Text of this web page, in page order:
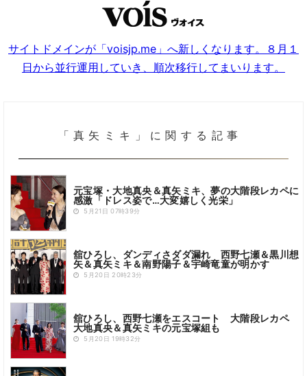
サイトドメインが「voisjp.me」へ新しくなります。８月１
日から並行運用していき、順次移行してまいります。
「真矢ミキ」に関する記事
元宝塚・大地真央＆真矢ミキ、夢の大階段レカペに
感激「ドレス姿で…大変嬉しく光栄」
5月21日 07時39分
舘ひろし、ダンディさダダ漏れ 西野七瀬＆黒川想
矢＆真矢ミキ＆南野陽子＆宇崎竜童が明かす
5月20日 20時23分
舘ひろし、西野七瀬をエスコート 大階段レカペ
大地真央＆真矢ミキの元宝塚組も
5月20日 19時32分